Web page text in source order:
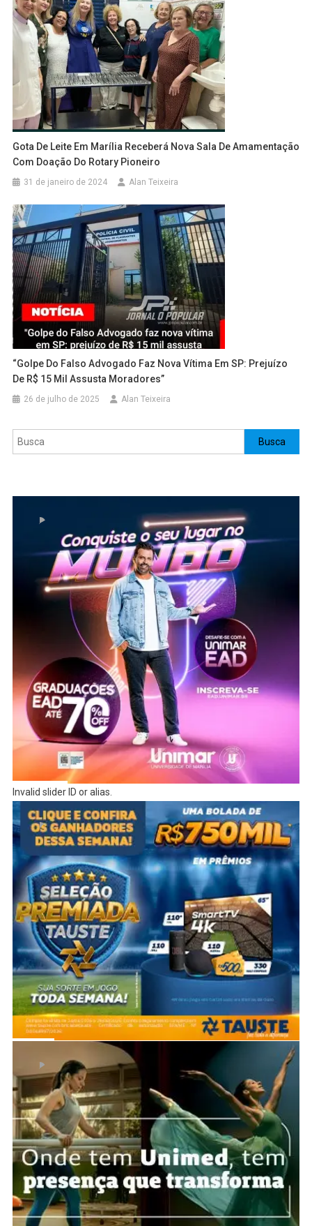
Gota De Leite Em Marília Receberá Nova Sala De Amamentação
Com Doação Do Rotary Pioneiro
31 de janeiro de 2024 Alan Teixeira
“Golpe Do Falso Advogado Faz Nova Vítima Em SP: Prejuízo
De R$ 15 Mil Assusta Moradores”
26 de julho de 2025 Alan Teixeira
Pesquisar Busca
Invalid slider ID or alias.